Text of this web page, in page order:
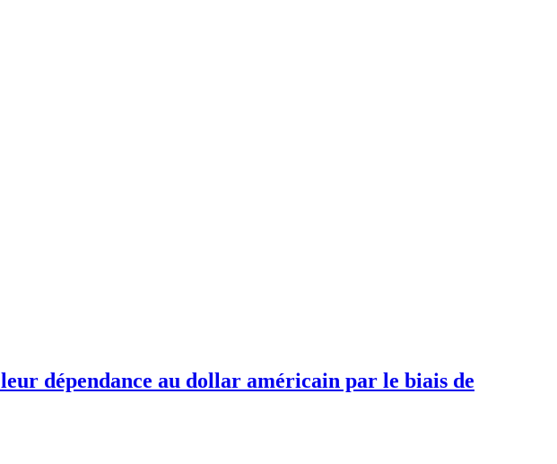
dépendance au dollar américain par le biais de